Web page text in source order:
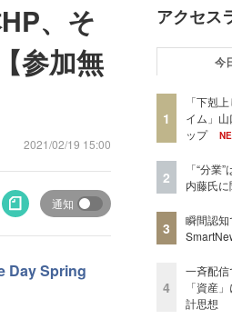
、そ
参加無
2021/02/19 15:00
通知
Day Spring
アクセス
今
1
「下剋
イム」
ップ
2
「“分業
内藤氏
3
瞬間認
4
一斉配
「資産
計思想